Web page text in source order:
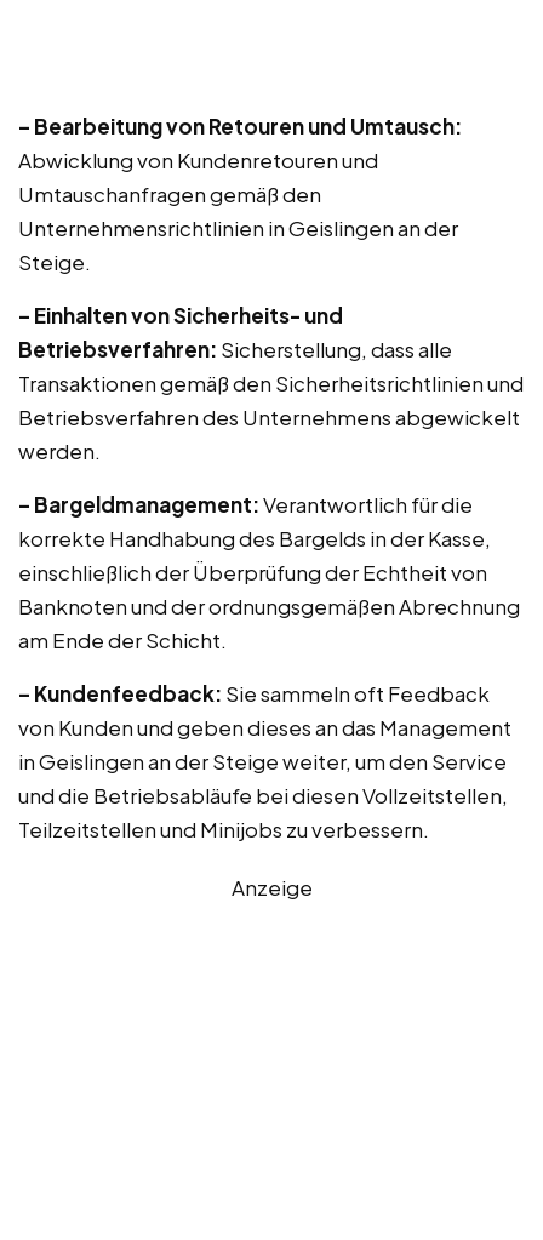
– Bearbeitung von Retouren und Umtausch:
Abwicklung von Kundenretouren und
Umtauschanfragen gemäß den
Unternehmensrichtlinien in Geislingen an der
Steige.
– Einhalten von Sicherheits- und
Betriebsverfahren: Sicherstellung, dass alle
Transaktionen gemäß den Sicherheitsrichtlinien und
Betriebsverfahren des Unternehmens abgewickelt
werden.
– Bargeldmanagement:Verantwortlich für die
korrekte Handhabung des Bargelds in der Kasse,
einschließlich der Überprüfung der Echtheit von
Banknoten und der ordnungsgemäßen Abrechnung
am Ende der Schicht.
– Kundenfeedback: Sie sammeln oft Feedback
von Kunden und geben dieses an das Management
in Geislingen an der Steige weiter, um den Service
und die Betriebsabläufe bei diesen Vollzeitstellen,
Teilzeitstellen und Minijobs zu verbessern.
Anzeige